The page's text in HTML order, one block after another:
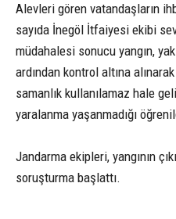
Alevleri gören vatandaşların
sayıda İnegöl İtfaiyesi ekibi
müdahalesi sonucu yangın,
ardından kontrol altına
samanlık kullanılamaz hale
yaralanma yaşanmadığı
Jandarma ekipleri, yangının
soruşturma başlattı.